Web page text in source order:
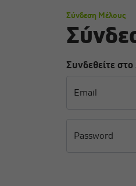
Σύνδεση Μέλους
Συνδεθείτε
Email
Password